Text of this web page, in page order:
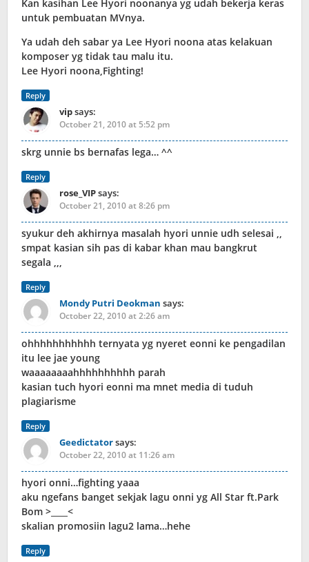
Kan kasihan Lee Hyori noonanya yg udah bekerja keras
untuk pembuatan MVnya.
Ya udah deh sabar ya Lee Hyori noona atas kelakuan
komposer yg tidak tau malu itu.
Lee Hyori noona,Fighting!
Reply
vipsays:
October 21, 2010 at 5:52 pm
skrg unnie bs bernafas lega… ^^
Reply
rose_VIPsays:
October 21, 2010 at 8:26 pm
syukur deh akhirnya masalah hyori unnie udh selesai ,,
smpat kasian sih pas di kabar khan mau bangkrut
segala ,,,
Reply
Mondy Putri Deokman says:
October 22, 2010 at 2:26 am
ohhhhhhhhhhh ternyata yg nyeret eonni ke pengadilan
itu lee jae young
waaaaaaaahhhhhhhhhh parah
kasian tuch hyori eonni ma mnet media di tuduh
plagiarisme
Reply
Geedictatorsays:
October 22, 2010 at 11:26 am
hyori onni…fighting yaaa
aku ngefans banget sekjak lagu onni yg All Star ft.Park
Bom >____<
skalian promosiin lagu2 lama…hehe
Reply